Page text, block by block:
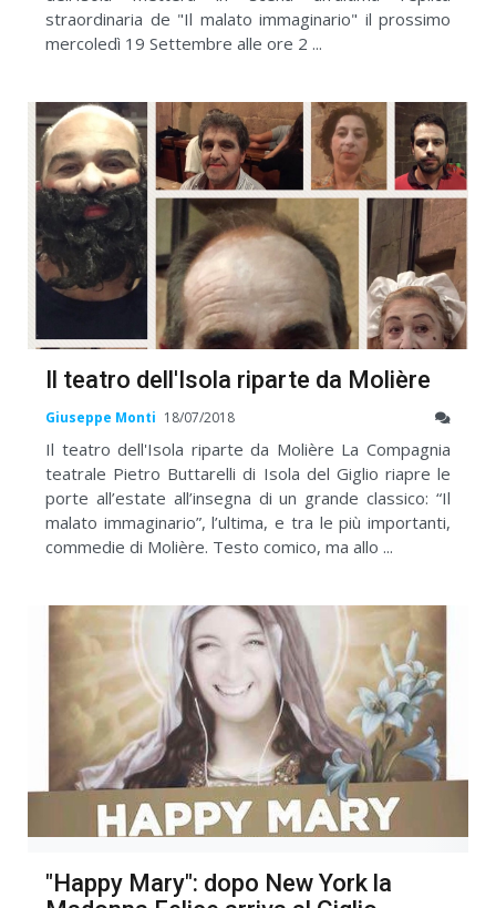
straordinaria de "Il malato immaginario" il prossimo
mercoledì 19 Settembre alle ore 2 ...
Il teatro dell'Isola riparte da Molière
Giuseppe Monti 18/07/2018
Il teatro dell'Isola riparte da Molière La Compagnia
teatrale Pietro Buttarelli di Isola del Giglio riapre le
porte all’estate all’insegna di un grande classico: “Il
malato immaginario”, l’ultima, e tra le più importanti,
commedie di Molière. Testo comico, ma allo ...
"Happy Mary": dopo New York la